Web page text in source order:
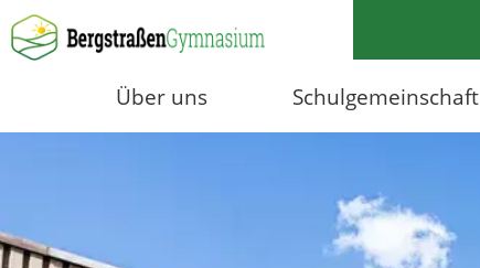
Über uns Schulgemeinschaft